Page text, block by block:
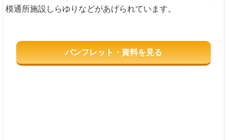
模通所施設しらゆりなどがあげられています。
パンフレット・資料を見る